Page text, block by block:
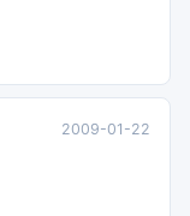
2009-01-22